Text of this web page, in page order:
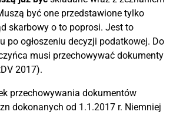
być one przedstawione tylko
skarbowy o to poprosi. Jest to
po ogłoszeniu decyzji podatkowej. Do
musi przechowywać dokumenty
2017).
przechowywania dokumentów
dokonanych od 1.1.2017 r. Niemniej